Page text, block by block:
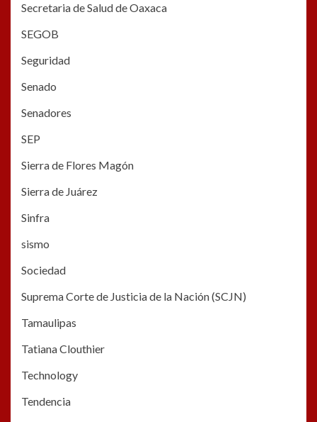
Secretaria de Salud de Oaxaca
SEGOB
Seguridad
Senado
Senadores
SEP
Sierra de Flores Magón
Sierra de Juárez
Sinfra
sismo
Sociedad
Suprema Corte de Justicia de la Nación (SCJN)
Tamaulipas
Tatiana Clouthier
Technology
Tendencia